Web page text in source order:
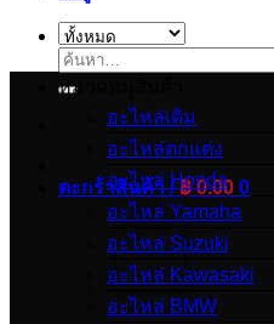
ค้นหา:
ตะกร้าสินค้า /฿0.00 0
หมวดหมู่สินค้า
อะไหล่เดิม
อะไหล่ตกแต่ง
อะไหล่ Honda
อะไหล่ Yamaha
อะไหล่ Suzuki
อะไหล่ Kawasaki
อะไหล่ BMW